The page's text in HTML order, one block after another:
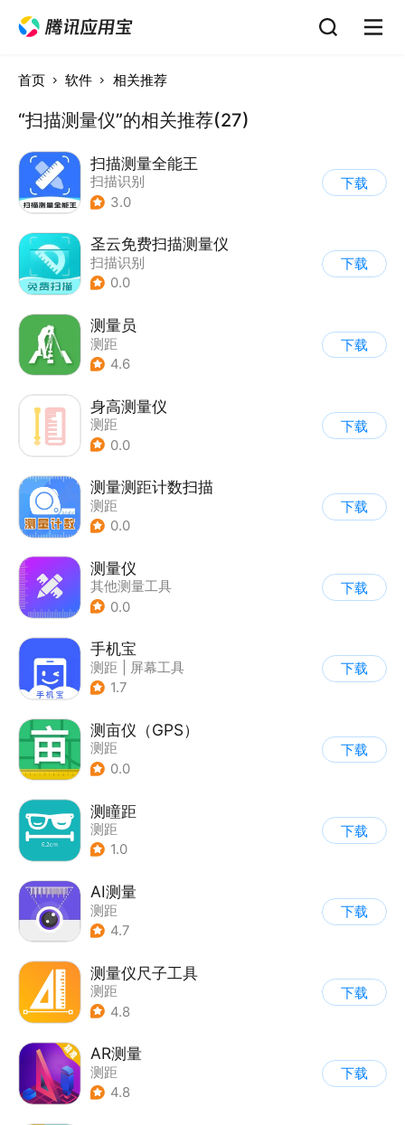
首页 软件 相关推荐
“扫描测量仪”的相关推荐(27)
扫描测量全能王
扫描识别
3.0
下载
圣云免费扫描测量仪
扫描识别
0.0
下载
测量员
测距
4.6
下载
身高测量仪
测距
0.0
下载
测量测距计数扫描
测距
0.0
下载
测量仪
其他测量工具
0.0
下载
手机宝
测距
屏幕工具
1.7
下载
测亩仪（GPS）
测距
0.0
下载
测瞳距
测距
1.0
下载
AI测量
测距
4.7
下载
测量仪尺子工具
测距
4.8
下载
AR测量
测距
4.8
下载